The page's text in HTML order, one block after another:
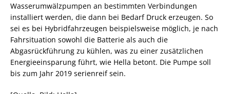
Wasserumwälzpumpen an bestimmten Verbindungen
installiert werden, die dann bei Bedarf Druck erzeugen. So
sei es bei Hybridfahrzeugen beispielsweise möglich, je nach
Fahrsituation sowohl die Batterie als auch die
Abgasrückführung zu kühlen, was zu einer zusätzlichen
Energieeinsparung führt, wie Hella betont. Die Pumpe soll
bis zum Jahr 2019 serienreif sein.